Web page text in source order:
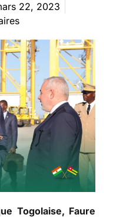
22, 2023
Togolaise, Faure